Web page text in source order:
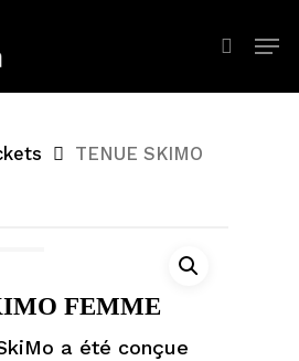
TENUE SKIMO
FEMME
a été conçue